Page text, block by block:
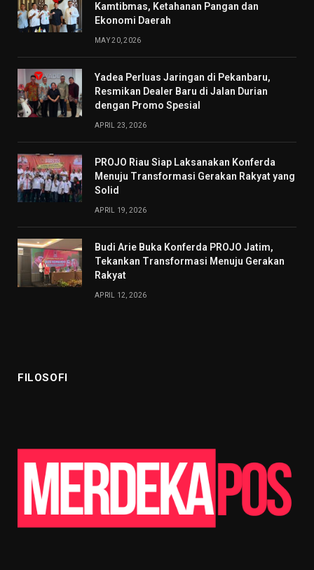
Kamtibmas, Ketahanan Pangan dan
Ekonomi Daerah
MAY 20, 2026
Yadea Perluas Jaringan di Pekanbaru,
Resmikan Dealer Baru di Jalan Durian
dengan Promo Spesial
APRIL 23, 2026
PROJO Riau Siap Laksanakan Konferda
Menuju Transformasi Gerakan Rakyat yang
Solid
APRIL 19, 2026
Budi Arie Buka Konferda PROJO Jatim,
Tekankan Transformasi Menuju Gerakan
Rakyat
APRIL 12, 2026
FILOSOFI